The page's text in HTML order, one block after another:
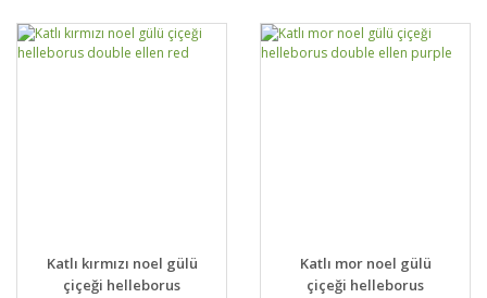
Katlı kırmızı noel gülü
çiçeği helleborus
Katlı mor noel gülü
çiçeği helleborus